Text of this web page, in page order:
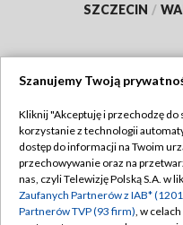
SZCZECIN /
Abonament TVP
Emisja w TVP
Centrum informacji TVP
Szanujemy Twoją
Kliknij "Akceptuję i przechodzę do
korzystanie z technologii
dostęp do informacji na Twoim
przechowywanie oraz na
nas, czyli Telewizję Polską S.A. w
Zaufanych Partnerów z IAB*
Partnerów TVP (93 firm), w